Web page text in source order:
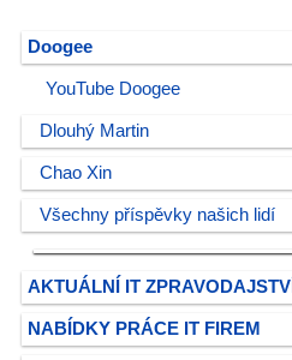
Doogee
YouTube Doogee
Dlouhý Martin
Chao Xin
Všechny příspěvky našich lidí
AKTUÁLNÍ IT ZPRAVODAJSTVÍ
NABÍDKY PRÁCE IT FIREM